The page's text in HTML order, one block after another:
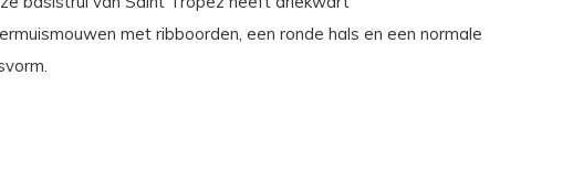
met ribboorden, een ronde hals en een normale